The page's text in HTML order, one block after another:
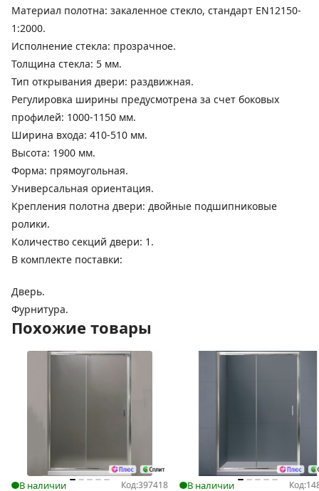
Материал полотна: закаленное стекло, стандарт EN12150-
1:2000.
Исполнение стекла: прозрачное.
Толщина стекла: 5 мм.
Тип открывания двери: раздвижная.
Регулировка ширины предусмотрена за счет боковых
профилей: 1000-1150 мм.
Ширина входа: 410-510 мм.
Высота: 1900 мм.
Форма: прямоугольная.
Универсальная ориентация.
Крепления полотна двери: двойные подшипниковые
ролики.
Количество секций двери: 1.
В комплекте поставки:
Дверь.
Фурнитура.
Похожие товары
В наличии Код:397418 В наличии Код: